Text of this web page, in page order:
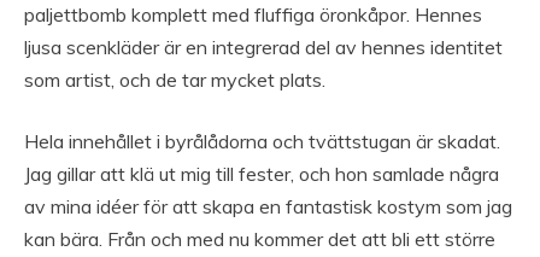
paljettbomb komplett med fluffiga öronkåpor. Hennes
ljusa scenkläder är en integrerad del av hennes identitet
som artist, och de tar mycket plats.
Hela innehållet i byrålådorna och tvättstugan är skadat.
Jag gillar att klä ut mig till fester, och hon samlade några
av mina idéer för att skapa en fantastisk kostym som jag
kan bära. Från och med nu kommer det att bli ett större